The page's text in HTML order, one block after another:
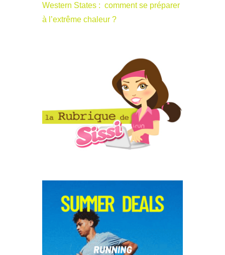
Western States : comment se préparer
à l’extrême chaleur ?